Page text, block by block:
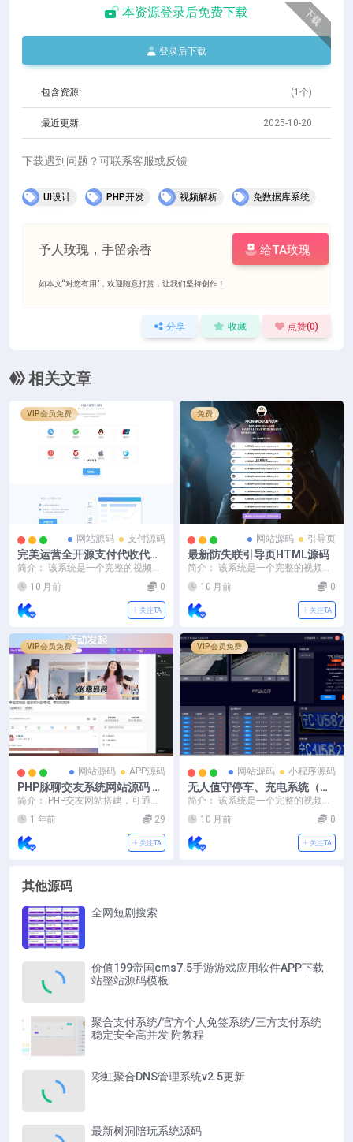
下载
本资源登录后免费下载
登录后下载
包含资源: (1个)
最近更新: 2025-10-20
下载遇到问题？可联系客服或反馈
UI设计 PHP开发 视频解析 免数据库系统
予人玫瑰，手留余香 给TA玫瑰
如本文“对您有用”，欢迎随意打赏，让我们坚持创作！
分享 收藏 点赞(0)
相关文章
VIP会员免费
网站源码 支付源码
完美运营全开源支付代收代付
聚合支付系统源码官方对接/可
对接其他三方/支付源码可二开
简介： 该系统是一个完整的视频解
析服务平台，包含用户前端和管理
后台两大模块。用户...
10 月前 0
关注TA
免费
网站源码 引导页
最新防失联引导页HTML源码
简介： 该系统是一个完整的视频解
析服务平台，包含用户前端和管理
后台两大模块。用户...
10 月前 0
关注TA
VIP会员免费
网站源码 APP源码
PHP脉聊交友系统网站源码 可
通过功能+广告变现 社交在线
聊天交友即时通讯【APP源码
+视频教程】
简介： PHP交友网站搭建，可通过
功能+广告变现，社交在线聊天交友
即时通讯，支持...
1 年前 29
关注TA
VIP会员免费
网站源码 小程序源码
无人值守停车、充电系统（含
小程序源码、后端源码、岗亭
端源码）
简介： 该系统是一个完整的视频解
析服务平台，包含用户前端和管理
后台两大模块。用户...
10 月前 0
关注TA
其他源码
全网短剧搜索
价值199帝国cms7.5手游游戏应用软件APP下载
站整站源码模板
聚合支付系统/官方个人免签系统/三方支付系统
稳定安全高并发 附教程
彩虹聚合DNS管理系统v2.5更新
最新树洞陪玩系统源码